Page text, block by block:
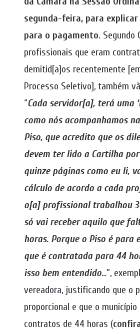
segunda-feira, para
para o pagamento. Segundo
profissionais que eram
demitid[a]os recentemente
Processo Seletivo], também
“Cada servidor[a], terá uma
como nós acompanhamos
Piso, que acredito que os
devem ter lido a Cartilha
quinze páginas como eu li,
cálculo de acordo a cada
o[a] profissional trabalhou
só vai receber aquilo que
horas. Porque o Piso é para
que é contratada para 44
isso bem entendido…”,
vereadora, justificando que o
proporcional e que o
contratos de 44 horas (